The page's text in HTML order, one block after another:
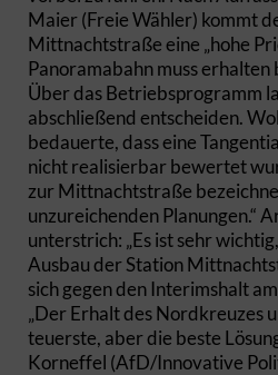
Maier (Freie Wähler) kommt
Mittnachtstraße eine „hohe
Panoramabahn muss erhalten
Über das Betriebsprogramm
abschließend entscheiden.
bedauerte, dass eine
nicht realisierbar bewertet
zur Mittnachtstraße
unzureichenden Planungen.“
unterstrich: „Es ist sehr
Ausbau der Station
sich gegen den Interimshalt
„Der Erhalt des Nordkreuzes
teuerste, aber die beste
Korneffel (AfD/Innovative